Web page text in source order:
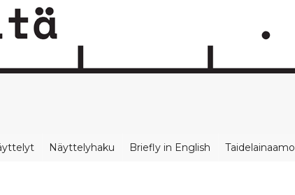
Näyttelyhaku Briefly in English Taidelainaamo